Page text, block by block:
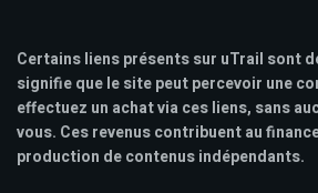
Certains liens présents sur uTrail sont
signifie que le site peut percevoir une
effectuez un achat via ces liens, sans
vous. Ces revenus contribuent au
production de contenus indépendants.